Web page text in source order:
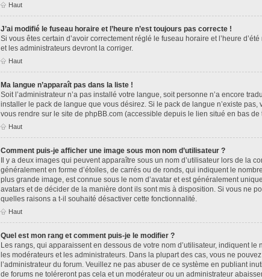
Haut
J’ai modifié le fuseau horaire et l’heure n’est toujours pas correcte !
Si vous êtes certain d’avoir correctement réglé le fuseau horaire et l’heure
et les administrateurs devront la corriger.
Haut
Ma langue n’apparaît pas dans la liste !
Soit l’administrateur n’a pas installé votre langue, soit personne n’a encore
installer le pack de langue que vous désirez. Si le pack de langue n’existe
vous rendre sur le site de phpBB.com (accessible depuis le lien situé en bas
Haut
Comment puis-je afficher une image sous mon nom d’utilisateur ?
Il y a deux images qui peuvent apparaître sous un nom d’utilisateur lors de la
généralement en forme d’étoiles, de carrés ou de ronds, qui indiquent le
plus grande image, est connue sous le nom d’avatar et est généralement
avatars et de décider de la manière dont ils sont mis à disposition. Si vous ne
quelles raisons a t-il souhaité désactiver cette fonctionnalité.
Haut
Quel est mon rang et comment puis-je le modifier ?
Les rangs, qui apparaissent en dessous de votre nom d’utilisateur, indiquent
les modérateurs et les administrateurs. Dans la plupart des cas, vous ne
l’administrateur du forum. Veuillez ne pas abuser de ce système en publiant
de forums ne toléreront pas cela et un modérateur ou un administrateur